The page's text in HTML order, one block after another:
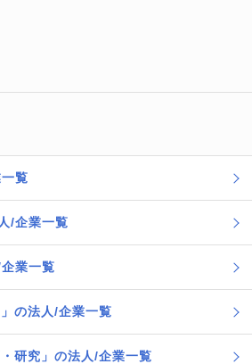
覧
/企業一覧
業一覧
の法人/企業一覧
研究」の法人/企業一覧